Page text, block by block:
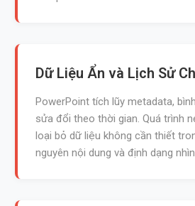
Dữ Liệu Ẩn và Lịch Sử
PowerPoint tích lũy metadata,
sửa đổi theo thời gian. Quá trình
loại bỏ dữ liệu không cần thiết
nguyên nội dung và định dạng